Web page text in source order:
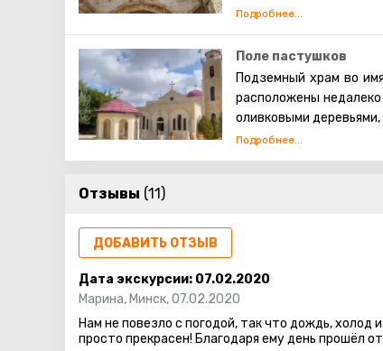
царя Ирода.
Поле пастушков
Подземный храм во
расположены
оливковыми
Это место известно
Отзывы (11)
ДОБАВИТЬ ОТЗЫВ
Дата экскурсии: 07.02.2020
Марина, Минск,07.02.2020
Нам не повезло с погодой, так что дождь, холод
просто прекрасен! Благодаря ему день прошёл